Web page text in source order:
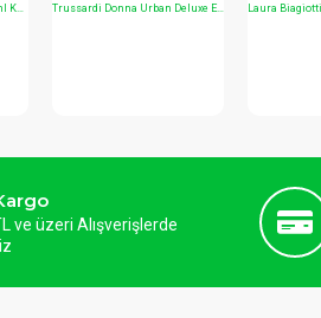
Q18B 16000 MAH KOMPRESÖRLÜ AKÜ TAKVİYE CİHAZI 4 IN 1 JUMP STARTER 20000 mAh Araç Akü Takviye Cihazı 12V 2000A Jump Starter Powerbank
ve üzeri Alışverişlerde